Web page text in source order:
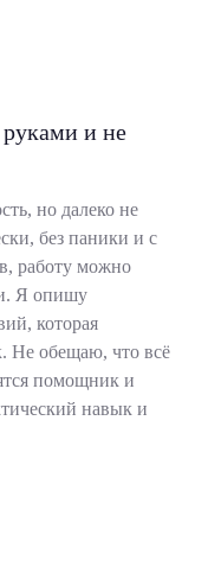
и не
но далеко не
без паники и с
работу можно
Я опишу
которая
Не обещаю, что всё
помощник и
навык и